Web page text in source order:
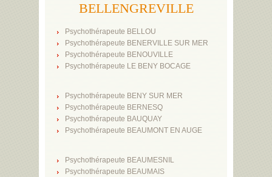
BELLENGREVILLE
Psychothérapeute BELLOU
Psychothérapeute BENERVILLE SUR MER
Psychothérapeute BENOUVILLE
Psychothérapeute LE BENY BOCAGE
Psychothérapeute BENY SUR MER
Psychothérapeute BERNESQ
Psychothérapeute BAUQUAY
Psychothérapeute BEAUMONT EN AUGE
Psychothérapeute BEAUMESNIL
Psychothérapeute BEAUMAIS